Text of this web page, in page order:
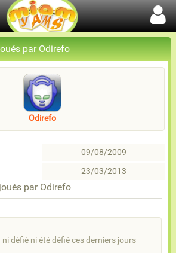
par Odirefo
Odirefo
09/08/2009
23/03/2013
par Odirefo
défié ni été défié ces derniers jours